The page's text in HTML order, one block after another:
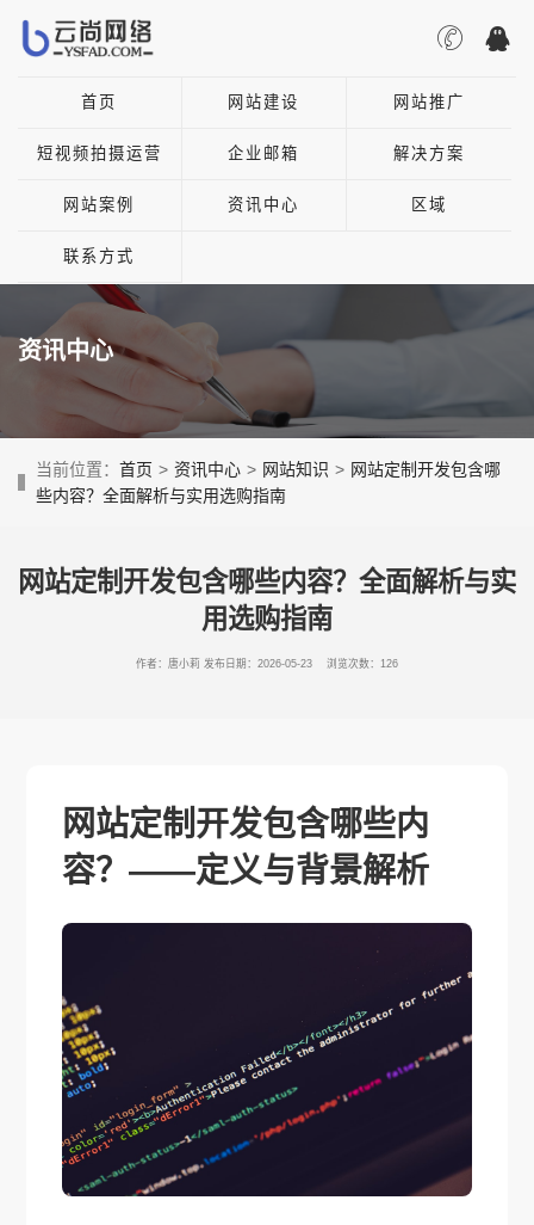
首页 网站建设 网站推广
短视频拍摄运营 企业邮箱 解决方案
网站案例 资讯中心 区域
联系方式
资讯中心
当前位置： 首页 > 资讯中心 > 网站知识 > 网站定制开发包含哪
些内容？全面解析与实用选购指南
网站定制开发包含哪些内容？全面解析与实
用选购指南
作者：唐小莉 发布日期：2026-05-23 浏览次数：126
网站定制开发包含哪些内
容？——定义与背景解析